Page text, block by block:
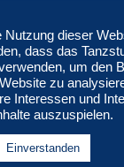
Nutzung dieser
dass das
um den
zu
Interessen und
auszuspielen.
Einverstanden